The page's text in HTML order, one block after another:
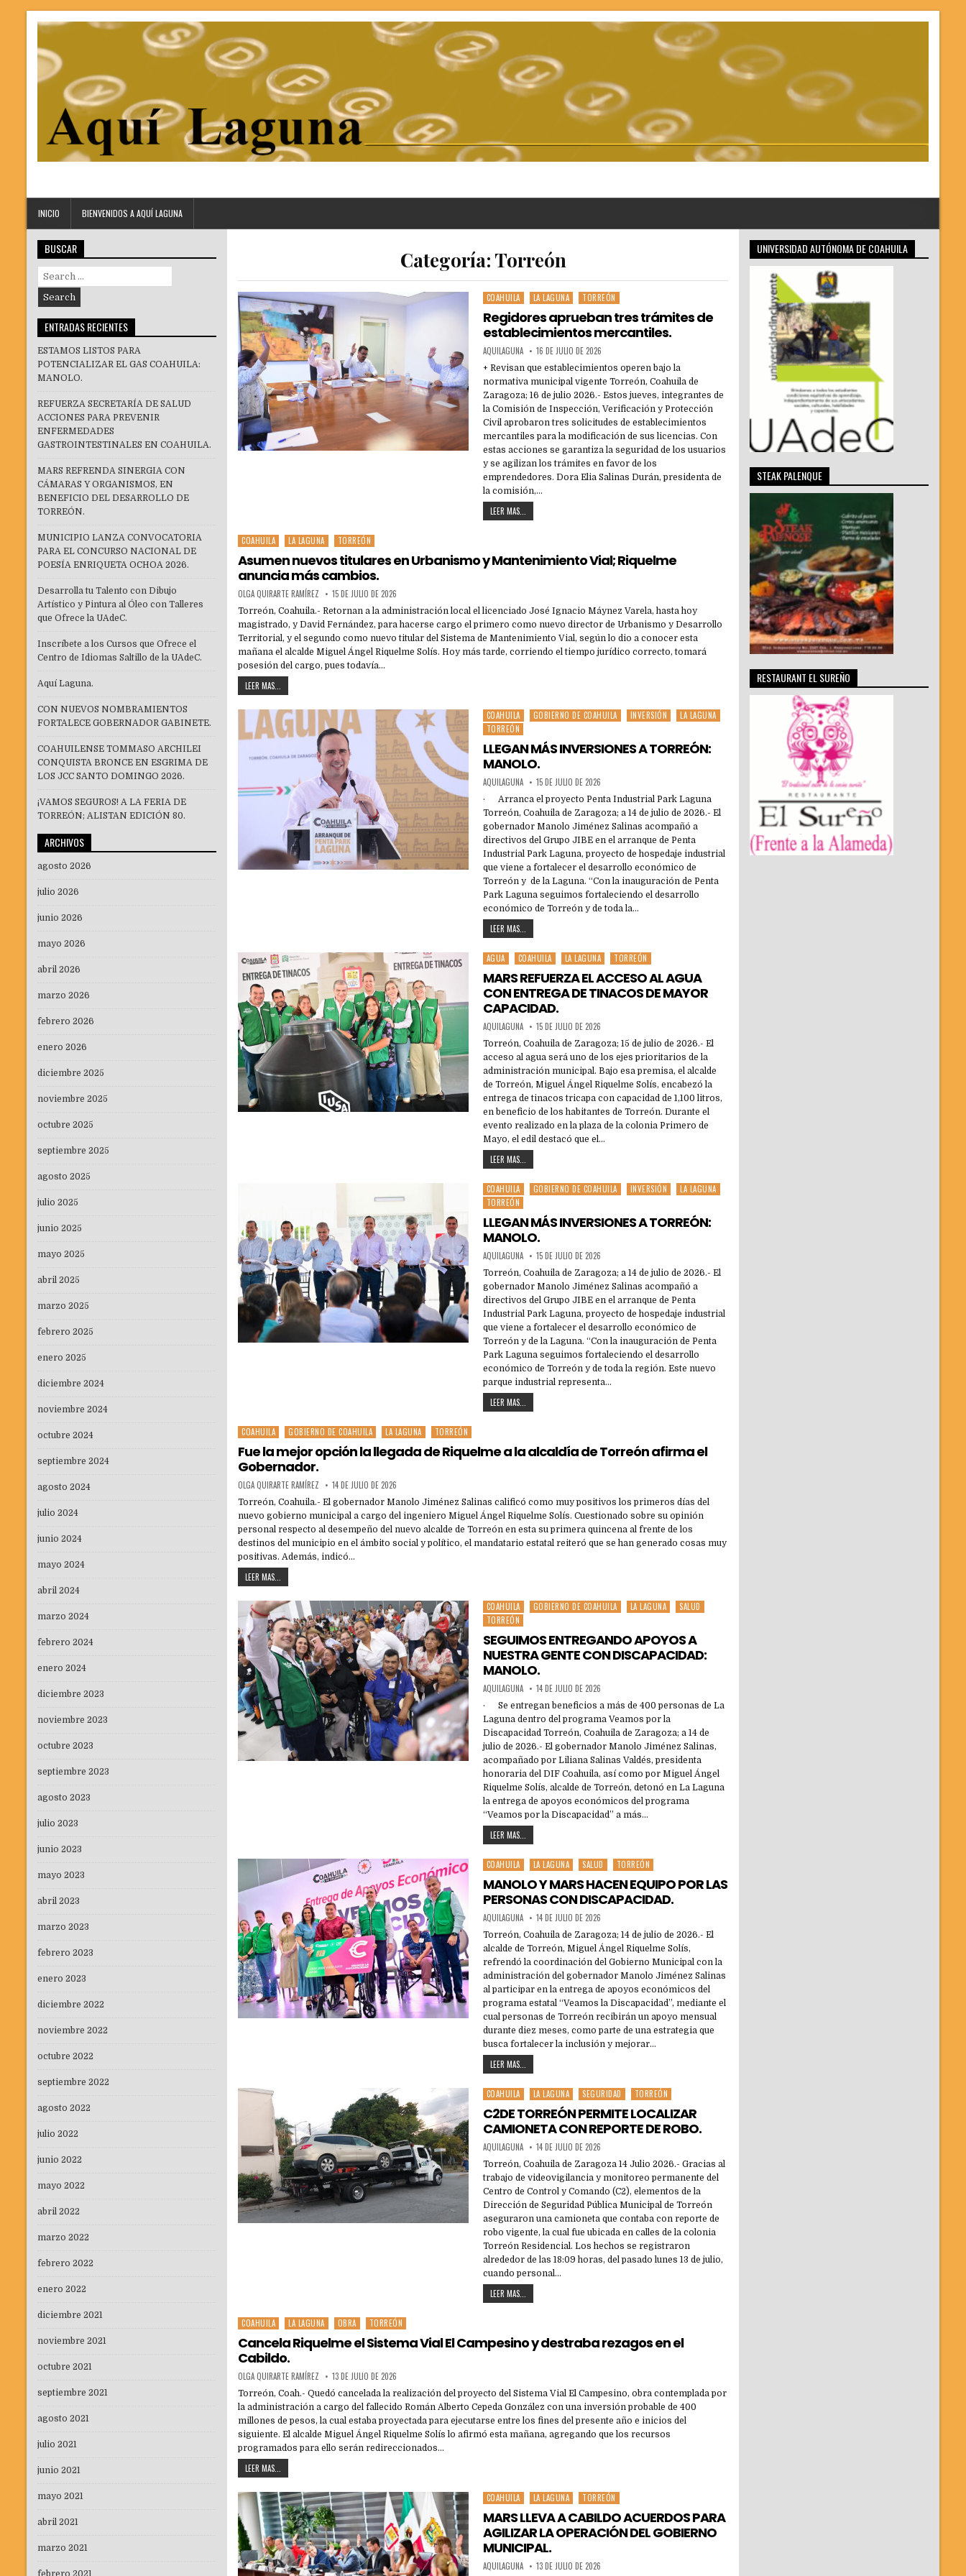
INICIO BIENVENIDOS A AQUÍ LAGUNA
Categoría:Torreón
Posted
in
COAHUILA LA LAGUNA TORREÓN
Regidores aprueban tres trámites de
establecimientos mercantiles.
AQUILAGUNA 16 DE JULIO DE 2026
+ Revisan que establecimientos operen bajo la
normativa municipal vigente Torreón, Coahuila de
Zaragoza; 16 de julio 2026.- Estos jueves, integrantes de
la Comisión de Inspección, Verificación y Protección
Civil aprobaron tres solicitudes de establecimientos
mercantiles para la modificación de sus licencias. Con
estas acciones se garantiza la seguridad de los usuarios
y se agilizan los trámites en favor de los
emprendedores. Dora Elia Salinas Durán, presidenta de
la comisión,…
LEER MAS...
Posted
in
COAHUILA LA LAGUNA TORREÓN
Asumen nuevos titulares en Urbanismo y Mantenimiento Vial; Riquelme
anuncia más cambios.
OLGA QUIRARTE RAMÍREZ 15 DE JULIO DE 2026
Torreón, Coahuila.- Retornan a la administración local el licenciado José Ignacio Máynez Varela, hasta hoy
magistrado, y David Fernández, para hacerse cargo el primero como nuevo director de Urbanismo y Desarrollo
Territorial, y el segundo como nuevo titular del Sistema de Mantenimiento Vial, según lo dio a conocer esta
mañana el alcalde Miguel Ángel Riquelme Solís. Hoy más tarde, corriendo el tiempo jurídico correcto, tomará
posesión del cargo, pues todavía…
LEER MAS...
Posted
in
COAHUILA GOBIERNO DE COAHUILA INVERSIÓN
LA LAGUNA
TORREÓN
LLEGAN MÁS INVERSIONES A TORREÓN:
MANOLO.
AQUILAGUNA 15 DE JULIO DE 2026
· Arranca el proyecto Penta Industrial Park Laguna
Torreón, Coahuila de Zaragoza; a 14 de julio de 2026.- El
gobernador Manolo Jiménez Salinas acompañó a
directivos del Grupo JIBE en el arranque de Penta
Industrial Park Laguna, proyecto de hospedaje industrial
que viene a fortalecer el desarrollo económico de
Torreón y de la Laguna. “Con la inauguración de Penta
Park Laguna seguimos fortaleciendo el desarrollo
económico de Torreón y de toda la…
LEER MAS...
Posted
in
AGUA COAHUILA LA LAGUNA TORREÓN
MARS REFUERZA EL ACCESO AL AGUA
CON ENTREGA DE TINACOS DE MAYOR
CAPACIDAD.
AQUILAGUNA 15 DE JULIO DE 2026
Torreón, Coahuila de Zaragoza; 15 de julio de 2026.- El
acceso al agua será uno de los ejes prioritarios de la
administración municipal. Bajo esa premisa, el alcalde
de Torreón, Miguel Ángel Riquelme Solís, encabezó la
entrega de tinacos tricapa con capacidad de 1,100 litros,
en beneficio de los habitantes de Torreón. Durante el
evento realizado en la plaza de la colonia Primero de
Mayo, el edil destacó que el…
LEER MAS...
Posted
in
COAHUILA GOBIERNO DE COAHUILA INVERSIÓN
LA LAGUNA
TORREÓN
LLEGAN MÁS INVERSIONES A TORREÓN:
MANOLO.
AQUILAGUNA 15 DE JULIO DE 2026
Torreón, Coahuila de Zaragoza; a 14 de julio de 2026.- El
gobernador Manolo Jiménez Salinas acompañó a
directivos del Grupo JIBE en el arranque de Penta
Industrial Park Laguna, proyecto de hospedaje industrial
que viene a fortalecer el desarrollo económico de
Torreón y de la Laguna. “Con la inauguración de Penta
Park Laguna seguimos fortaleciendo el desarrollo
económico de Torreón y de toda la región. Este nuevo
parque industrial representa…
LEER MAS...
Posted
in
COAHUILA GOBIERNO DE COAHUILA LA LAGUNA TORREÓN
Fue la mejor opción la llegada de Riquelme a la alcaldía de Torreón afirma el
Gobernador.
OLGA QUIRARTE RAMÍREZ 14 DE JULIO DE 2026
Torreón, Coahuila.- El gobernador Manolo Jiménez Salinas calificó como muy positivos los primeros días del
nuevo gobierno municipal a cargo del ingeniero Miguel Ángel Riquelme Solís. Cuestionado sobre su opinión
personal respecto al desempeño del nuevo alcalde de Torreón en esta su primera quincena al frente de los
destinos del municipio en el ámbito social y político, el mandatario estatal reiteró que se han generado cosas muy
positivas. Además, indicó…
LEER MAS...
Posted
in
COAHUILA GOBIERNO DE COAHUILA LA LAGUNA
SALUD
TORREÓN
SEGUIMOS ENTREGANDO APOYOS A
NUESTRA GENTE CON DISCAPACIDAD:
MANOLO.
AQUILAGUNA 14 DE JULIO DE 2026
· Se entregan beneficios a más de 400 personas de La
Laguna dentro del programa Veamos por la
Discapacidad Torreón, Coahuila de Zaragoza; a 14 de
julio de 2026.- El gobernador Manolo Jiménez Salinas,
acompañado por Liliana Salinas Valdés, presidenta
honoraria del DIF Coahuila, así como por Miguel Ángel
Riquelme Solís, alcalde de Torreón, detonó en La Laguna
la entrega de apoyos económicos del programa
“Veamos por la Discapacidad” a más…
LEER MAS...
Posted
in
COAHUILA LA LAGUNA SALUD TORREÓN
MANOLO Y MARS HACEN EQUIPO POR LAS
PERSONAS CON DISCAPACIDAD.
AQUILAGUNA 14 DE JULIO DE 2026
Torreón, Coahuila de Zaragoza; 14 de julio de 2026.- El
alcalde de Torreón, Miguel Ángel Riquelme Solís,
refrendó la coordinación del Gobierno Municipal con la
administración del gobernador Manolo Jiménez Salinas
al participar en la entrega de apoyos económicos del
programa estatal “Veamos la Discapacidad”, mediante el
cual personas de Torreón recibirán un apoyo mensual
durante diez meses, como parte de una estrategia que
busca fortalecer la inclusión y mejorar…
LEER MAS...
Posted
in
COAHUILA LA LAGUNA SEGURIDAD TORREÓN
C2DE TORREÓN PERMITE LOCALIZAR
CAMIONETA CON REPORTE DE ROBO.
AQUILAGUNA 14 DE JULIO DE 2026
Torreón, Coahuila de Zaragoza 14 Julio 2026.- Gracias al
trabajo de videovigilancia y monitoreo permanente del
Centro de Control y Comando (C2), elementos de la
Dirección de Seguridad Pública Municipal de Torreón
aseguraron una camioneta que contaba con reporte de
robo vigente, la cual fue ubicada en calles de la colonia
Torreón Residencial. Los hechos se registraron
alrededor de las 18:09 horas, del pasado lunes 13 de julio,
cuando personal…
LEER MAS...
Posted
in
COAHUILA LA LAGUNA OBRA TORREÓN
Cancela Riquelme el Sistema Vial El Campesino y destraba rezagos en el
Cabildo.
OLGA QUIRARTE RAMÍREZ 13 DE JULIO DE 2026
Torreón, Coah.- Quedó cancelada la realización del proyecto del Sistema Vial El Campesino, obra contemplada por
la administración a cargo del fallecido Román Alberto Cepeda González con una inversión probable de 400
millones de pesos, la cual estaba proyectada para ejecutarse entre los fines del presente año e inicios del
siguiente. El alcalde Miguel Ángel Riquelme Solís lo afirmó esta mañana, agregando que los recursos
programados para ello serán redireccionados…
LEER MAS...
Posted
in
COAHUILA LA LAGUNA TORREÓN
MARS LLEVA A CABILDO ACUERDOS PARA
AGILIZAR LA OPERACIÓN DEL GOBIERNO
MUNICIPAL.
AQUILAGUNA 13 DE JULIO DE 2026
BUSCAR
Search
for:
ENTRADAS RECIENTES
ESTAMOS LISTOS PARA
POTENCIALIZAR EL GAS COAHUILA:
MANOLO.
REFUERZA SECRETARÍA DE SALUD
ACCIONES PARA PREVENIR
ENFERMEDADES
GASTROINTESTINALES EN COAHUILA.
MARS REFRENDA SINERGIA CON
CÁMARAS Y ORGANISMOS, EN
BENEFICIO DEL DESARROLLO DE
TORREÓN.
MUNICIPIO LANZA CONVOCATORIA
PARA EL CONCURSO NACIONAL DE
POESÍA ENRIQUETA OCHOA 2026.
Desarrolla tu Talento con Dibujo
Artístico y Pintura al Óleo con Talleres
que Ofrece la UAdeC.
Inscríbete a los Cursos que Ofrece el
Centro de Idiomas Saltillo de la UAdeC.
Aquí Laguna.
CON NUEVOS NOMBRAMIENTOS
FORTALECE GOBERNADOR GABINETE.
COAHUILENSE TOMMASO ARCHILEI
CONQUISTA BRONCE EN ESGRIMA DE
LOS JCC SANTO DOMINGO 2026.
¡VAMOS SEGUROS! A LA FERIA DE
TORREÓN; ALISTAN EDICIÓN 80.
ARCHIVOS
agosto 2026
julio 2026
junio 2026
mayo 2026
abril 2026
marzo 2026
febrero 2026
enero 2026
diciembre 2025
noviembre 2025
octubre 2025
septiembre 2025
agosto 2025
julio 2025
junio 2025
mayo 2025
abril 2025
marzo 2025
febrero 2025
enero 2025
diciembre 2024
noviembre 2024
octubre 2024
septiembre 2024
agosto 2024
julio 2024
junio 2024
mayo 2024
abril 2024
marzo 2024
febrero 2024
enero 2024
diciembre 2023
noviembre 2023
octubre 2023
septiembre 2023
agosto 2023
julio 2023
junio 2023
mayo 2023
abril 2023
marzo 2023
febrero 2023
enero 2023
diciembre 2022
noviembre 2022
octubre 2022
septiembre 2022
agosto 2022
julio 2022
junio 2022
mayo 2022
abril 2022
marzo 2022
febrero 2022
enero 2022
diciembre 2021
noviembre 2021
octubre 2021
septiembre 2021
agosto 2021
julio 2021
junio 2021
mayo 2021
abril 2021
marzo 2021
UNIVERSIDAD AUTÓNOMA DE COAHUILA
STEAK PALENQUE
RESTAURANT EL SUREÑO